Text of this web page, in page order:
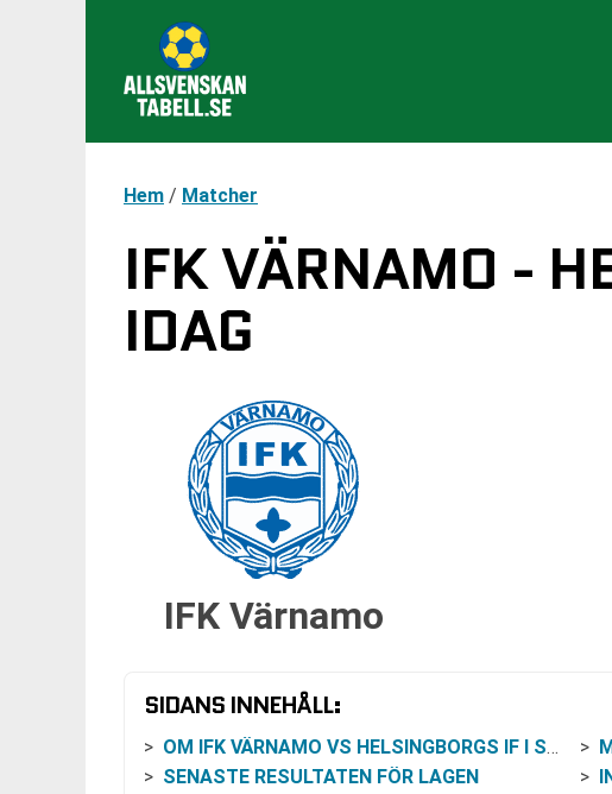
Hem / Matcher
IFK VÄRNAMO -
IDAG
IFK Värnamo
SIDANS INNEHÅLL:
OM IFK VÄRNAMO VS HELSINGBORGS IF I SUPERETTAN
SENASTE RESULTATEN FÖR LAGEN